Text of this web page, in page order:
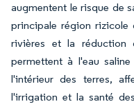
augmentent le risque de
principale région
rivières et la réduction
permettent à l'eau
l'intérieur des terres,
l'irrigation et la santé